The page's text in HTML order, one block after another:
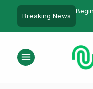
Breaking News
Siswa Berprestasi
menu